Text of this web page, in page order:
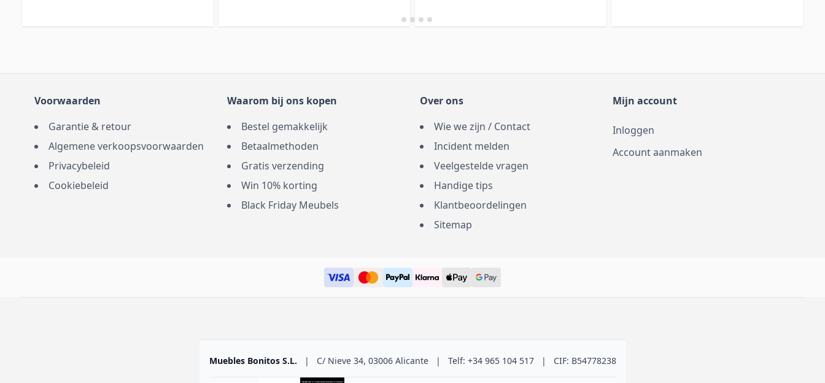
Voorwaarden
Garantie & retour
Algemene verkoopsvoorwaarden
Privacybeleid
Cookiebeleid
Waarom bij ons kopen
Bestel gemakkelijk
Betaalmethoden
Gratis verzending
Win 10% korting
Black Friday Meubels
Over ons
Wie we zijn / Contact
Incident melden
Veelgestelde vragen
Handige tips
Klantbeoordelingen
Sitemap
Mijn account
Inloggen
Account aanmaken
Muebles Bonitos S.L. | C/ Nieve 34, 03006 Alicante | Telf: +34 965 104 517 | CIF: B54778238